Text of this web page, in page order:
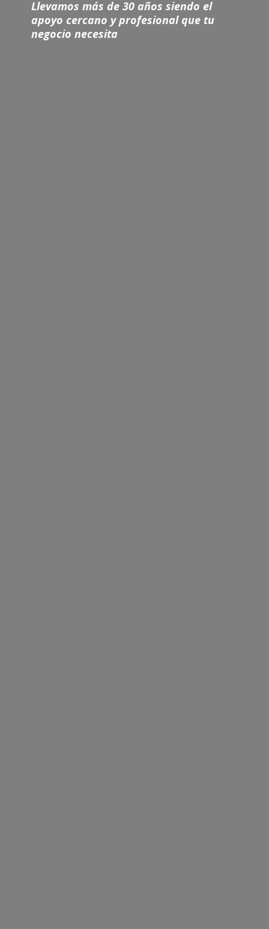
Llevamos más de 30 años siendo el
apoyo cercano y profesional que tu
negocio necesita